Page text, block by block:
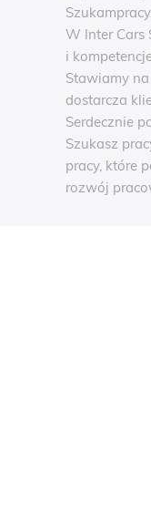
W Inter Cars
i
Stawiamy
dostarcza
Serdecznie
Szukasz
pracy, które
rozwój